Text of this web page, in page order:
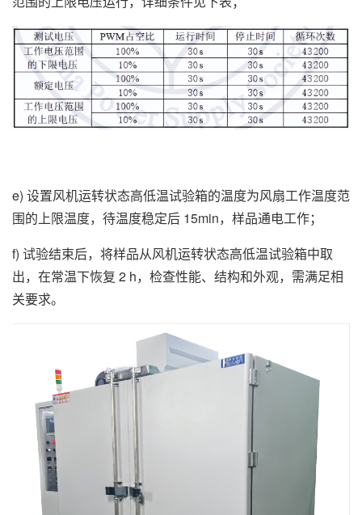
e) 设置风机运转状态高低温试验箱的温度为风扇工作温度范
围的上限温度，待温度稳定后 15min，样品通电工作；
f) 试验结束后，将样品从风机运转状态高低温试验箱中取
出，在常温下恢复 2 h，检查性能、结构和外观，需满足相
关要求。